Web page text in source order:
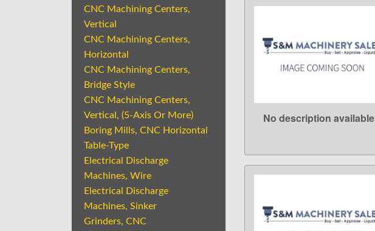
CNC Machining Centers,
Vertical
CNC Machining Centers,
Horizontal
CNC Machining Centers,
Bridge Style
CNC Machining Centers,
Vertical, (5-Axis Or More)
Boring Mills, CNC Horizontal
Table-Type
Electrical Discharge
Machines, Wire
Electrical Discharge
Machines, Sinker
Grinders, CNC
LEARN MORE
No description available